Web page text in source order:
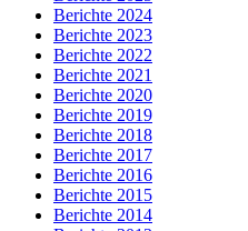
Berichte 2024
Berichte 2023
Berichte 2022
Berichte 2021
Berichte 2020
Berichte 2019
Berichte 2018
Berichte 2017
Berichte 2016
Berichte 2015
Berichte 2014